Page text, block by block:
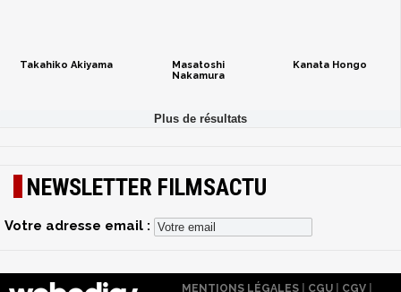
Takahiko Akiyama
Masatoshi
Nakamura
Kanata Hongo
NEWSLETTER FILMSACTU
Votre adresse email :
MENTIONS LÉGALES| CGU| CGV|